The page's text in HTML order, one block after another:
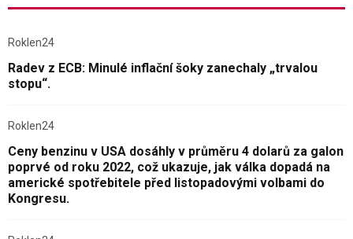
Roklen24
Radev z ECB: Minulé inflační šoky zanechaly „trvalou
stopu“.
Roklen24
Ceny benzinu v USA dosáhly v průměru 4 dolarů za galon
poprvé od roku 2022, což ukazuje, jak válka dopadá na
americké spotřebitele před listopadovými volbami do
Kongresu.